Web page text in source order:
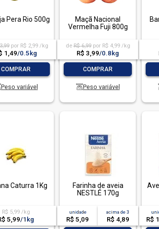
Pera Rio 500g
por R$ 2,99 /kg
1,49/0.5kg
COMPRAR
Peso variável
Maçã Nacional
Vermelha Fuji 800g
deR$ 6,99por R$ 4,99 /kg
R$ 3,99/0.8kg
COMPRAR
Peso variável
Caturra 1Kg
R$ 5,99 /kg
5,99/1kg
Farinha de aveia
NESTLÉ 170g
unidade
R$ 5,09
acima de3
R$ 4,89 R$